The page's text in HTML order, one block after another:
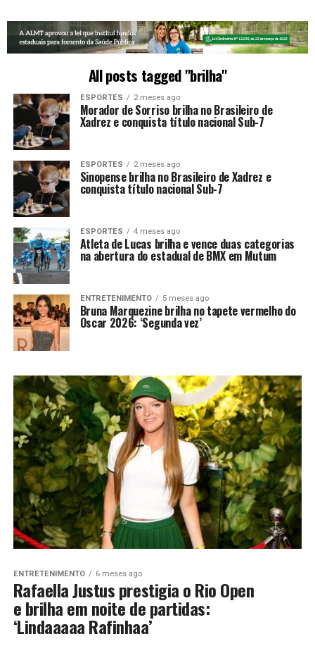
All posts tagged "brilha"
ESPORTES 2 meses ago
Morador de Sorriso brilha no Brasileiro de
Xadrez e conquista título nacional Sub-7
ESPORTES 2 meses ago
Sinopense brilha no Brasileiro de Xadrez e
conquista título nacional Sub-7
ESPORTES 4 meses ago
Atleta de Lucas brilha e vence duas categorias
na abertura do estadual de BMX em Mutum
ENTRETENIMENTO 5 meses ago
Bruna Marquezine brilha no tapete vermelho do
Oscar 2026: ‘Segunda vez’
ENTRETENIMENTO 6 meses ago
Rafaella Justus prestigia o Rio Open
e brilha em noite de partidas:
‘Lindaaaaa Rafinhaa’